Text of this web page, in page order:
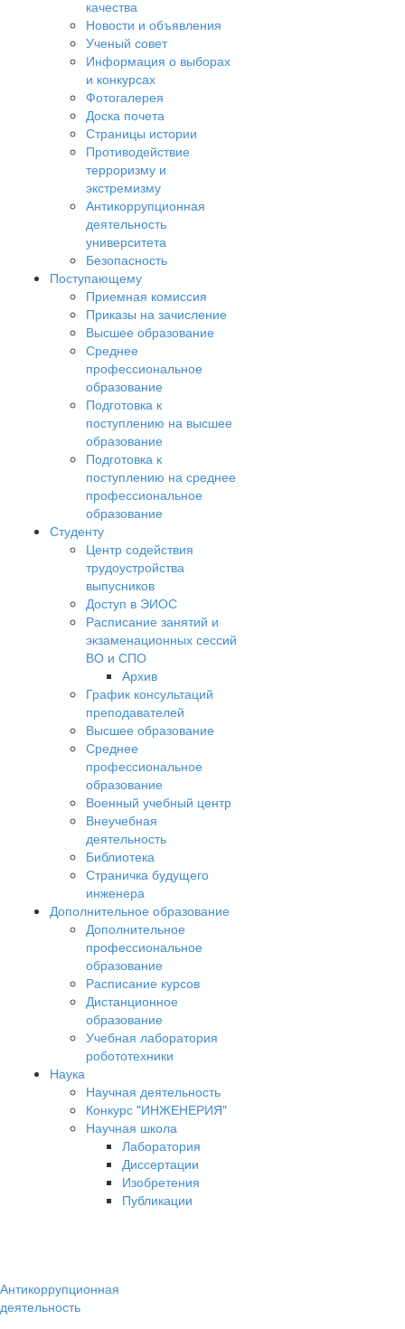
качества
Новости и объявления
Ученый совет
Информация о выборах
и конкурсах
Фотогалерея
Доска почета
Страницы истории
Противодействие
терроризму и
экстремизму
Антикоррупционная
деятельность
университета
Безопасность
Поступающему
Приемная комиссия
Приказы на зачисление
Высшее образование
Среднее
профессиональное
образование
Подготовка к
поступлению на высшее
образование
Подготовка к
поступлению на среднее
профессиональное
образование
Студенту
Центр содействия
трудоустройства
выпусников
Доступ в ЭИОС
Расписание занятий и
экзаменационных сессий
ВО и СПО
Архив
График консультаций
преподавателей
Высшее образование
Среднее
профессиональное
образование
Военный учебный центр
Внеучебная
деятельность
Библиотека
Страничка будущего
инженера
Дополнительное образование
Дополнительное
профессиональное
образование
Расписание курсов
Дистанционное
образование
Учебная лаборатория
робототехники
Наука
Научная деятельность
Конкурс "ИНЖЕНЕРИЯ"
Научная школа
Лаборатория
Диссертации
Изобретения
Публикации
Антикоррупционная
деятельность